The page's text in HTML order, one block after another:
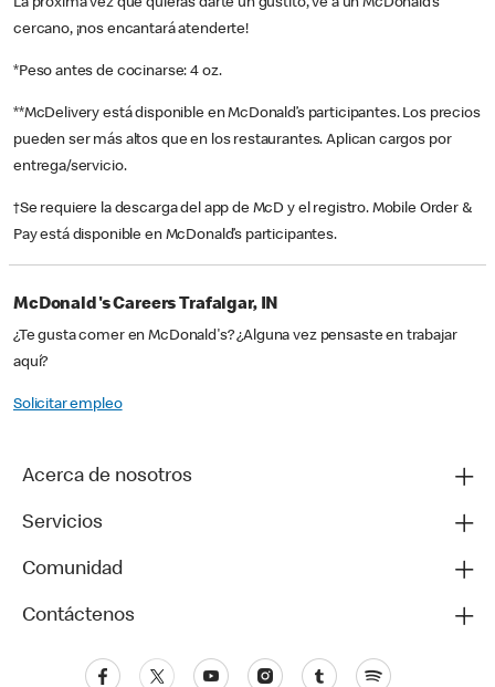
La próxima vez que quieras darte un gustito, ve a un McDonald’s
cercano, ¡nos encantará atenderte!
*Peso antes de cocinarse: 4 oz.
**McDelivery está disponible en McDonald’s participantes. Los precios
pueden ser más altos que en los restaurantes. Aplican cargos por
entrega/servicio.
†Se requiere la descarga del app de McD y el registro. Mobile Order &
Pay está disponible en McDonald’s participantes.
McDonald's Careers Trafalgar, IN
¿Te gusta comer en McDonald's? ¿Alguna vez pensaste en trabajar
aquí?
Solicitar empleo
Acerca de nosotros
Servicios
Comunidad
Contáctenos